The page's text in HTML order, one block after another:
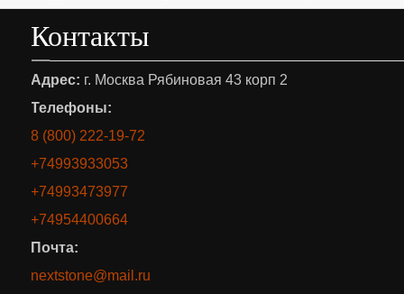
Контакты
Адрес: г. Москва Рябиновая 43 корп 2
Телефоны:
8 (800) 222-19-72
+74993933053
+74993473977
+74954400664
Почта:
nextstone@mail.ru